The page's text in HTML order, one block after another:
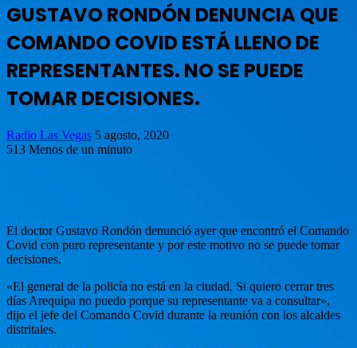
GUSTAVO RONDÓN DENUNCIA QUE
COMANDO COVID ESTÁ LLENO DE
REPRESENTANTES. NO SE PUEDE
TOMAR DECISIONES.
Radio Las Vegas 5 agosto, 2020
513 Menos de un minuto
El doctor Gustavo Rondón denunció ayer que encontró el Comando
Covid con puro representante y por este motivo no se puede tomar
decisiones.
«El general de la policía no está en la ciudad. Si quiero cerrar tres
días Arequipa no puedo porque su representante va a consultar»,
dijo el jefe del Comando Covid durante la reunión con los alcaldes
distritales.